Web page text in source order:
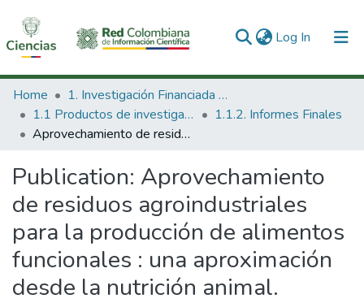
Log In (current)
Communities & Collections
All of DSpace
Home
1. Investigación Financiada con Recursos Públicos
1.1 Productos de investigación
1.1.2. Informes Finales
Aprovechamiento de residuos agroindustriales para la producción de alimentos funcionales : una aproximación desde la nutrición animal.
Publication: Aprovechamiento
de residuos agroindustriales
para la producción de alimentos
funcionales : una aproximación
desde la nutrición animal.